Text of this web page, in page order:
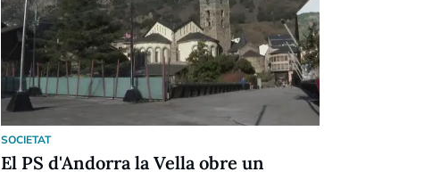
SOCIETAT
El PS d'Andorra la Vella obre un